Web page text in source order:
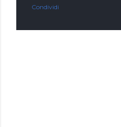
Condividi